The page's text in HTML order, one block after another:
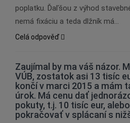
poplatku. Ďaľšou z výhod
nemá fixáciu a teda dlžník má…
Celá odpověď
Zaujímal by ma váš názor.
VÚB, zostatok asi 13 tisíc
končí v marci 2015 a mám
úrok. Má cenu dať
pokuty, t.j. 10 tisíc eur,
pokračovať v splácaní s